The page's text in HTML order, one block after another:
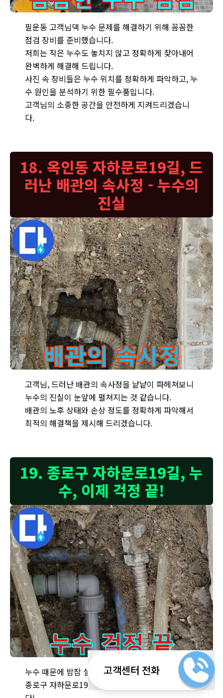
필운동 고객님댁 누수 문제를 해결하기 위해 꼼꼼한
점검 장비를 준비했습니다.
저희는 작은 누수도 놓치지 않고 정확하게 찾아내어
완벽하게 해결해 드립니다.
사진 속 장비들은 누수 위치를 정확하게 파악하고, 누
수 원인을 분석하기 위한 필수품입니다.
고객님의 소중한 공간을 안전하게 지켜드리겠습니
다.
18. 옥인동 자하문로19길, 드
러난 배관의 속사정 - 누수의
진실
고객님, 드러난 배관의 속사정을 낱낱이 파헤쳐보니
누수의 진실이 눈앞에 펼쳐지는 것 같습니다.
배관의 노후 상태와 손상 정도를 정확하게 파악해서
최적의 해결책을 제시해 드리겠습니다.
19. 종로구 자하문로19길, 누
수, 이제 걱정 끝!
자하문로 9번지 주택, 누수 걱정은 이제 그만 - 저희가 모든 문제
누수 때문에 밤잠 설치지 마세요!
종로구 자하문로19길에서는 누수, 이제 걱정 끝입니
고객센터 전화